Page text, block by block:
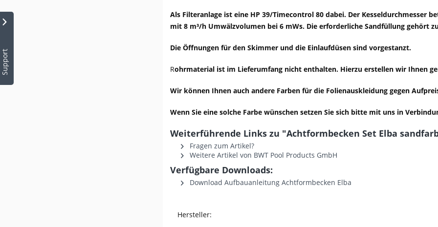
Support
Als Filteranlage ist eine HP 39/Timecontrol 80 dabei. Der Kesseldurchmesser
mit 8 m³/h Umwälzvolumen bei 6 mWs. Die erforderliche Sandfüllung gehört
Die Öffnungen für den Skimmer und die Einlaufdüsen sind vorgestanzt.
Rohrmaterial ist im Lieferumfang nicht enthalten. Hierzu erstellen wir Ihnen
Wir können Ihnen auch andere Farben für die Folienauskleidung gegen
Wenn Sie eine solche Farbe wünschen setzen Sie sich bitte mit uns in
Weiterführende Links zu "Achtformbecken Set Elba
Fragen zum Artikel?
Weitere Artikel von BWT Pool Products GmbH
Verfügbare Downloads:
Download Aufbauanleitung Achtformbecken Elba
Hersteller: